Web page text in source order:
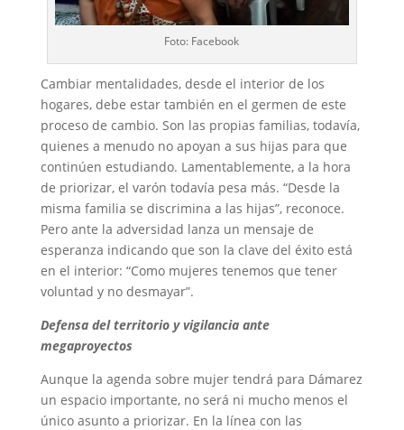
Foto: Facebook
Cambiar mentalidades, desde el interior de los
hogares, debe estar también en el germen de este
proceso de cambio. Son las propias familias, todavía,
quienes a menudo no apoyan a sus hijas para que
continúen estudiando. Lamentablemente, a la hora
de priorizar, el varón todavía pesa más. “Desde la
misma familia se discrimina a las hijas”, reconoce.
Pero ante la adversidad lanza un mensaje de
esperanza indicando que son la clave del éxito está
en el interior: “Como mujeres tenemos que tener
voluntad y no desmayar”.
Defensa del territorio y vigilancia ante
megaproyectos
Aunque la agenda sobre mujer tendrá para Dámarez
un espacio importante, no será ni mucho menos el
único asunto a priorizar. En la línea con las